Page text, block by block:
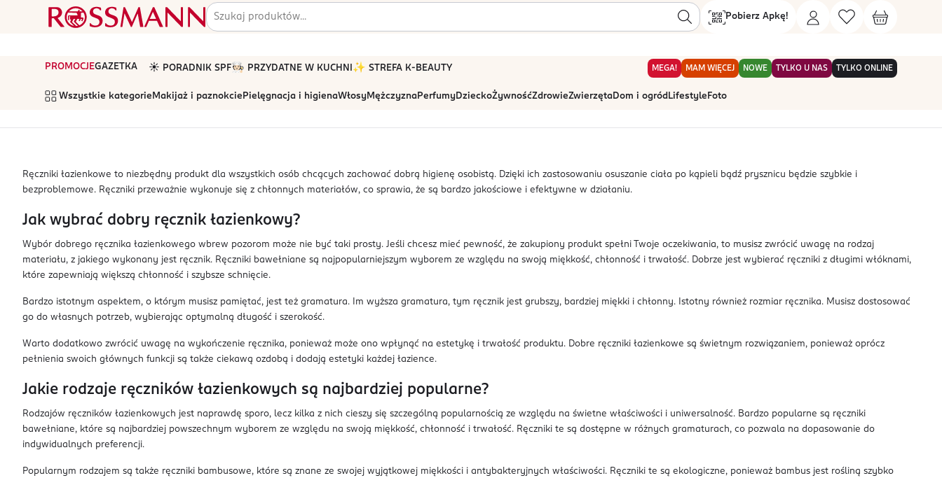
Pobierz Apkę!
PROMOCJEGAZETKA ☀️ PORADNIK SPF🧑🏻‍🍳 PRZYDATNE W KUCHNI ✨ STREFA K-BEAUTY MEGA! MAM WIĘCEJ NOWE TYLKO U NAS TYLKO ONLINE
Wszystkie kategorie Makijaż i paznokcie Pielęgnacja i higienaWłosyMężczyznaPerfumyDzieckoŻywnośćZdrowieZwierzętaDom i ogród Lifestyle Foto
Ręczniki łazienkowe to niezbędny produkt dla wszystkich osób chcących zachować dobrą higienę osobistą. Dzięki ich zastosowaniu osuszanie ciała po kąpieli bądź prysznicu będzie szybkie i
bezproblemowe. Ręczniki przeważnie wykonuje się z chłonnych materiałów, co sprawia, że są bardzo jakościowe i efektywne w działaniu.
Jak wybrać dobry ręcznik łazienkowy?
Wybór dobrego ręcznika łazienkowego wbrew pozorom może nie być taki prosty. Jeśli chcesz mieć pewność, że zakupiony produkt spełni Twoje oczekiwania, to musisz zwrócić uwagę na rodzaj
materiału, z jakiego wykonany jest ręcznik. Ręczniki bawełniane są najpopularniejszym wyborem ze względu na swoją miękkość, chłonność i trwałość. Dobrze jest wybierać ręczniki z długimi włóknami,
które zapewniają większą chłonność i szybsze schnięcie.
Bardzo istotnym aspektem, o którym musisz pamiętać, jest też gramatura. Im wyższa gramatura, tym ręcznik jest grubszy, bardziej miękki i chłonny. Istotny również rozmiar ręcznika. Musisz dostosować
go do własnych potrzeb, wybierając optymalną długość i szerokość.
Warto dodatkowo zwrócić uwagę na wykończenie ręcznika, ponieważ może ono wpłynąć na estetykę i trwałość produktu. Dobre ręczniki łazienkowe są świetnym rozwiązaniem, ponieważ oprócz
pełnienia swoich głównych funkcji są także ciekawą ozdobą i dodają estetyki każdej łazience.
Jakie rodzaje ręczników łazienkowych są najbardziej popularne?
Rodzajów ręczników łazienkowych jest naprawdę sporo, lecz kilka z nich cieszy się szczególną popularnością ze względu na świetne właściwości i uniwersalność. Bardzo popularne są ręczniki
bawełniane, które są najbardziej powszechnym wyborem ze względu na swoją miękkość, chłonność i trwałość. Ręczniki te są dostępne w różnych gramaturach, co pozwala na dopasowanie do
indywidualnych preferencji.
Popularnym rodzajem są także ręczniki bambusowe, które są znane ze swojej wyjątkowej miękkości i antybakteryjnych właściwości. Ręczniki te są ekologiczne, ponieważ bambus jest rośliną szybko